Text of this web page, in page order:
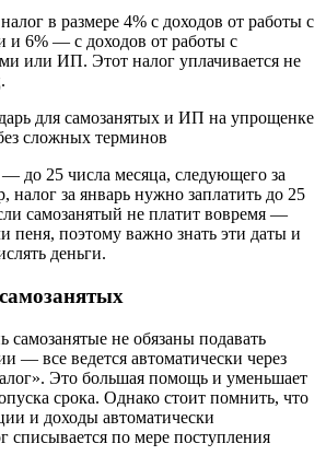
в размере 4% с доходов от работы с
и 6% — с доходов от работы с
или ИП. Этот налог уплачивается не
до 25 числа месяца, следующего за
за январь нужно заплатить до 25
самозанятый не платит вовремя —
пеня, поэтому важно знать эти даты и
деньги.
самозанятые не обязаны подавать
— все ведется автоматически через
Это большая помощь и уменьшает
срока. Однако стоит помнить, что
и доходы автоматически
списывается по мере поступления